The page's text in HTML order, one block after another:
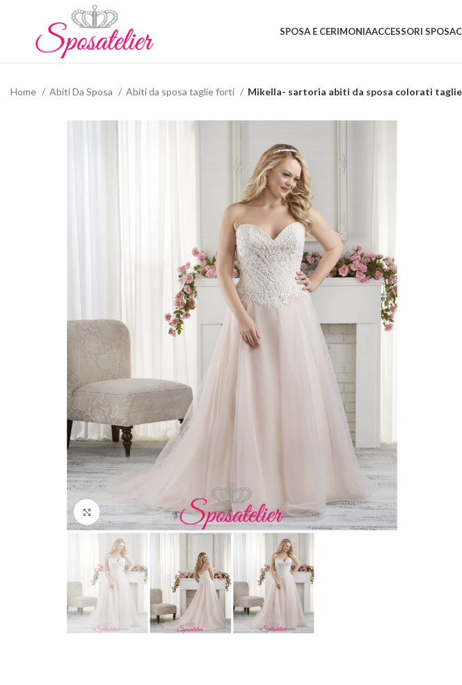
SPOSA E CERIMONIAACCESSORI SPOSA
Home Abiti Da Sposa Abiti da sposa taglie forti Mikella- sartoria abiti da sposa colorati
Click to enlarge